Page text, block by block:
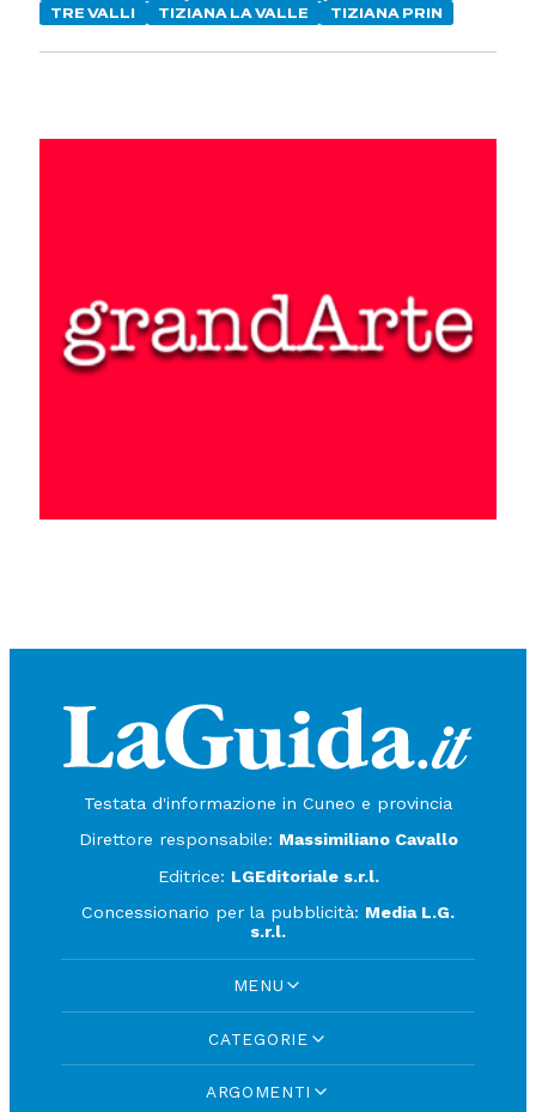
TRE VALLI
TIZIANA LA VALLE TIZIANA PRIN
Testata d'informazione in Cuneo e provincia
Direttore responsabile: Massimiliano Cavallo
Editrice: LGEditoriale s.r.l.
Concessionario per la pubblicità: Media L.G.
s.r.l.
MENU
CATEGORIE
ARGOMENTI